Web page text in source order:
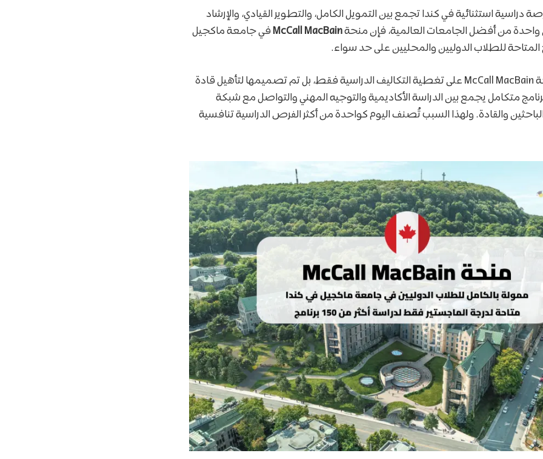
استثنائية في كندا تجمع بين التمويل الكامل، والتطوير القيادي، والإرشاد
واحدة من أفضل الجامعات العالمية، فإن منحةMcCall MacBainفي جامعة ماكجيل
المتاحة للطلاب الدوليين والمحليين على حد سواء.
ولا تقتصر قيمة منحة McCall MacBain على تغطية التكاليف الدراسية فقط، بل تم تصميمها لتأهيل قادة
متكامل يجمع بين الدراسة الأكاديمية والتوجيه المهني والتواصل مع شبكة
والقادة. ولهذا السبب تُصنف اليوم كواحدة من أكثر الفرص الدراسية تنافسية